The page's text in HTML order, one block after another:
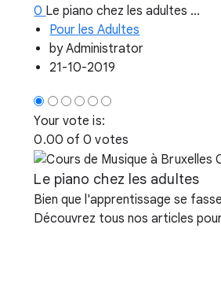
0 Le piano chez les adultes ...
Pour les Adultes
byAdministrator
21-10-2019
Your vote is:
0.00 of 0 votes
Le piano chez les adultes
Bien que l'apprentissage se
Découvrez tous nos articles